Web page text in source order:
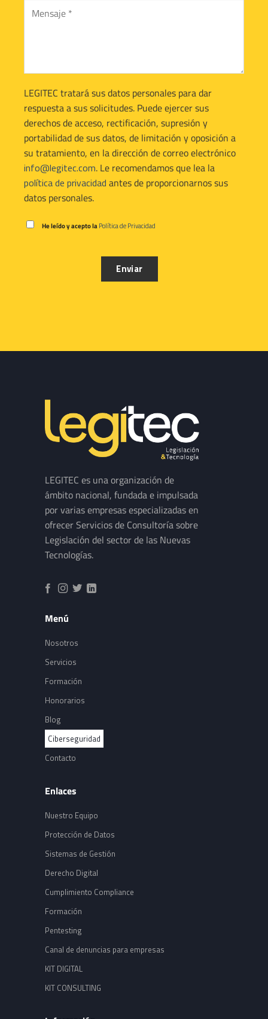
LEGITEC tratará sus datos personales para dar
respuesta a sus solicitudes. Puede ejercer sus
derechos de acceso, rectificación, supresión y
portabilidad de sus datos, de limitación y oposición a
su tratamiento, en la dirección de correo electrónico
info@legitec.com. Le recomendamos que lea la
política de privacidad antes de proporcionarnos sus
datos personales.
He leído y acepto laPolítica de Privacidad
LEGITEC es una organización de
ámbito nacional, fundada e impulsada
por varias empresas especializadas en
ofrecer Servicios de Consultoría sobre
Legislación del sector de las Nuevas
Tecnologías.
Menú
Nosotros
Servicios
Formación
Honorarios
Blog
Ciberseguridad
Contacto
Enlaces
Nuestro Equipo
Protección de Datos
Sistemas de Gestión
Derecho Digital
Cumplimiento Compliance
Formación
Pentesting
Canal de denuncias para empresas
KIT DIGITAL
KIT CONSULTING